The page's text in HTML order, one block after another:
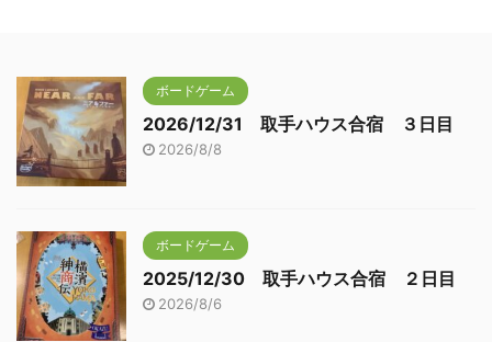
ボードゲーム
2026/12/31 取手ハウス合宿 ３日目
2026/8/8
ボードゲーム
2025/12/30 取手ハウス合宿 ２日目
2026/8/6